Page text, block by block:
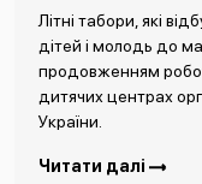
Літні табори, які
дітей і молодь до
продовженням
дитячих центрах
України.
Читати далі